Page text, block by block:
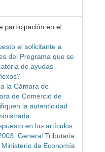
participación en el
el solicitante a
del Programa que se
de ayudas
la Cámara de
de Comercio de
la autenticidad
en los artículos
General Tributaria
de Economía